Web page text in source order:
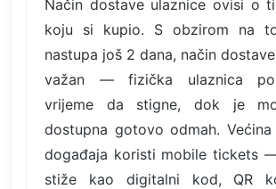
Način dostave ulaznice ovisi o
koju si kupio. S obzirom na
nastupa još 2 dana, način
važan — fizička ulaznica
vrijeme da stigne, dok je
dostupna gotovo odmah. Većina
događaja koristi mobile tickets
stiže kao digitalni kod, QR